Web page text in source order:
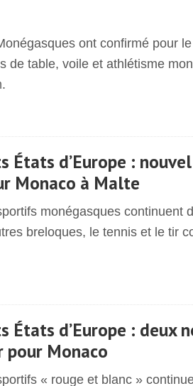
ont confirmé pour
de table, voile et athlétisme
États d’Europe :
Monaco à Malte
monégasques continuent
breloques, le tennis et le tir
États d’Europe : deux
pour Monaco
« rouge et blanc »